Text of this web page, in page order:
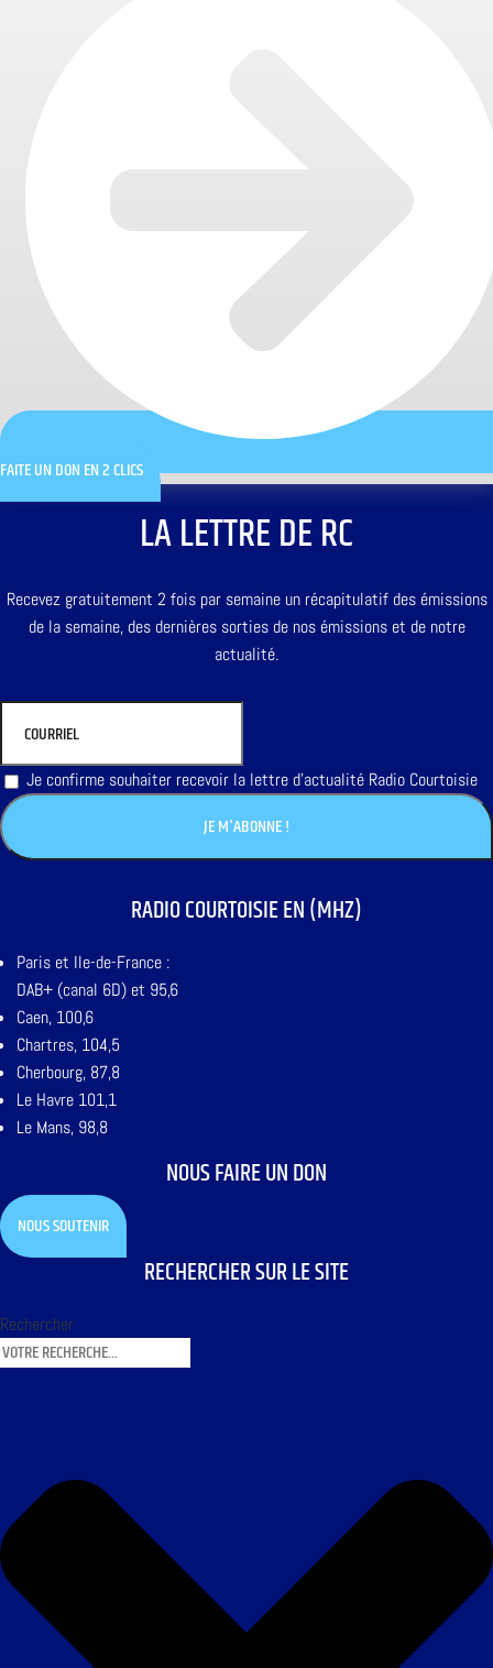
FAITE UN DON EN 2 CLICS
LA LETTRE DE RC
Recevez gratuitement 2 fois par semaine un récapitulatif des émissions
de la semaine, des dernières sorties de nos émissions et de notre
actualité.
Je confirme souhaiter recevoir la lettre d'actualité Radio Courtoisie
RADIO COURTOISIE EN (MHZ)
Paris et Ile-de-France :
DAB+ (canal 6D) et 95,6
Caen, 100,6
Chartres, 104,5
Cherbourg, 87,8
Le Havre 101,1
Le Mans, 98,8
NOUS FAIRE UN DON
NOUS SOUTENIR
RECHERCHER SUR LE SITE
Rechercher